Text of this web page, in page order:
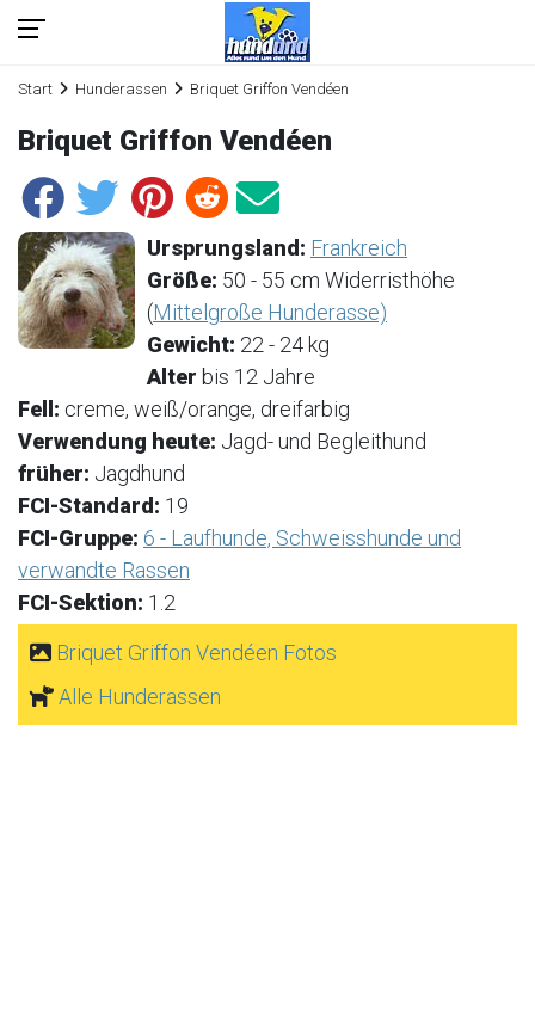
Start Hunderassen Briquet Griffon Vendéen
Briquet Griffon Vendéen
Ursprungsland: Frankreich
Größe: 50 - 55 cm Widerristhöhe
(Mittelgroße Hunderasse)
Gewicht: 22 - 24 kg
Alter bis 12 Jahre
Fell: creme, weiß/orange, dreifarbig
Verwendung heute: Jagd- und Begleithund
früher: Jagdhund
FCI-Standard: 19
FCI-Gruppe: 6 - Laufhunde, Schweisshunde und
verwandte Rassen
FCI-Sektion: 1.2
Briquet Griffon Vendéen Fotos
Alle Hunderassen